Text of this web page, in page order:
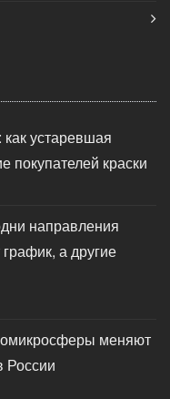
как устаревшая
покупателей краски
направления
а другие
меняют
России